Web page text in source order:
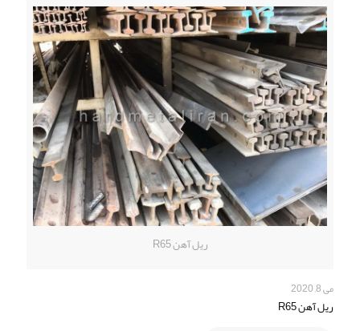
ریل آهن R65
می 8, 2020
ریل آهن R65